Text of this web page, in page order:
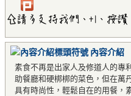
內容介紹
素食不再是出家人及修道人的專
助餐廳和硬梆梆的菜色，但在萬
具有時尚性，輕鬆自在的用餐，